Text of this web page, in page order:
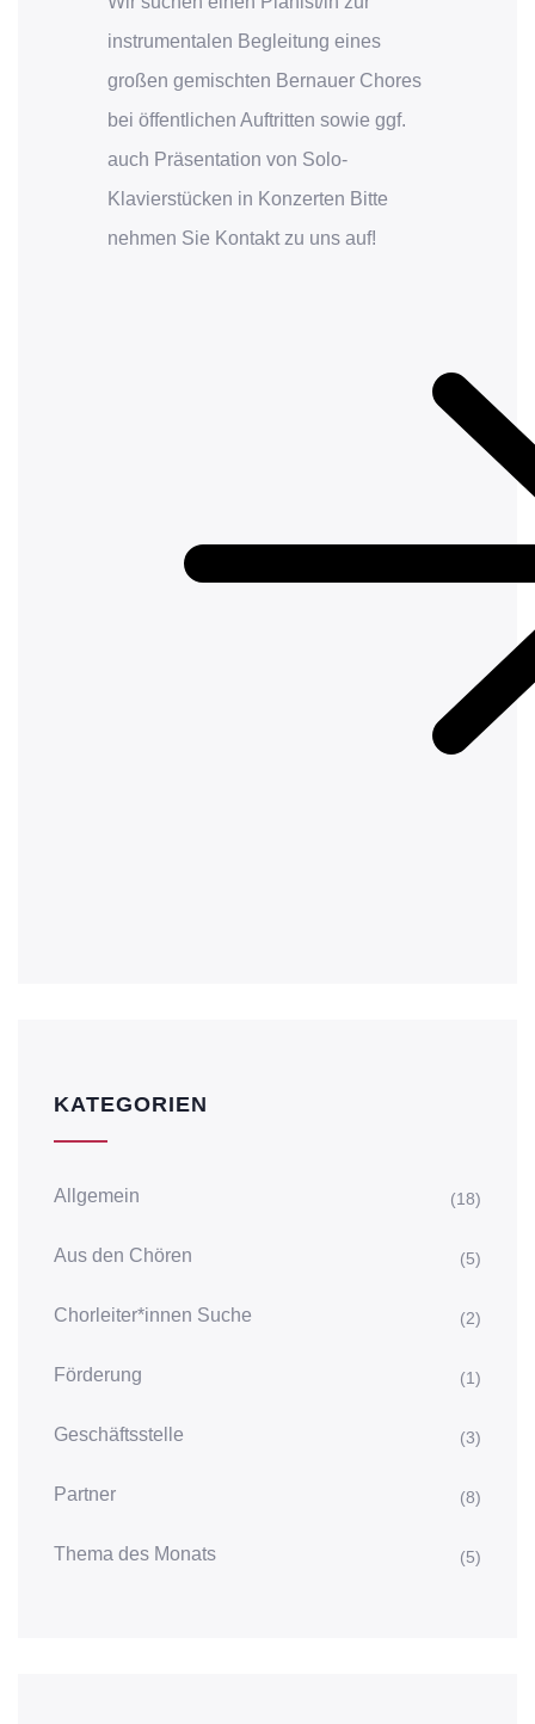
instrumentalen Begleitung eines
großen gemischten Bernauer Chores
bei öffentlichen Auftritten sowie ggf.
auch Präsentation von Solo-
Klavierstücken in Konzerten Bitte
nehmen Sie Kontakt zu uns auf!
KATEGORIEN
Allgemein (18)
Aus den Chören (5)
Chorleiter*innen Suche (2)
Förderung (1)
Geschäftsstelle (3)
Partner (8)
Thema des Monats (5)